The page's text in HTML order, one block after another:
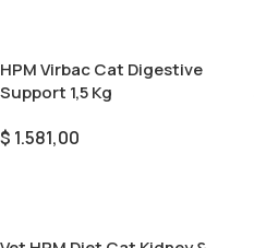
HPM Virbac Cat Digestive
Support 1,5 Kg
$ 1.581,00